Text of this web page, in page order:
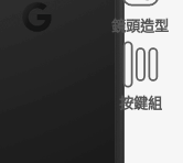
鏡頭造型
按鍵組